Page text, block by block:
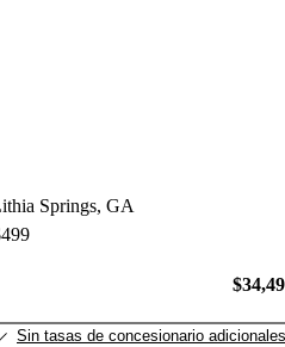
Springs, GA
Sin tasas de concesionario adicionales